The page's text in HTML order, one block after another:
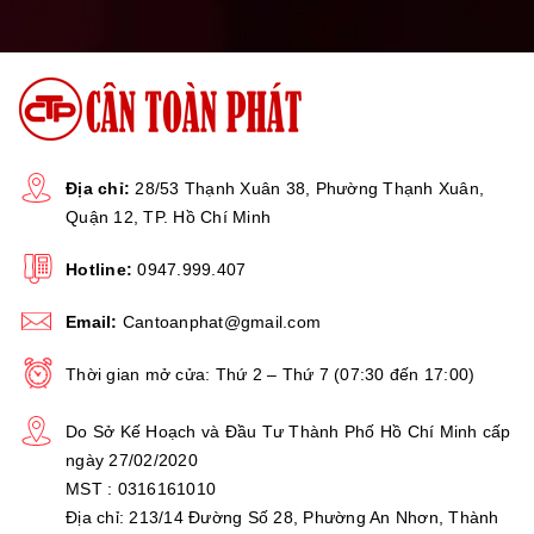
Địa chỉ: 28/53 Thạnh Xuân 38, Phường Thạnh Xuân,
Quận 12, TP. Hồ Chí Minh
Hotline: 0947.999.407
Email: Cantoanphat@gmail.com
Thời gian mở cửa: Thứ 2 – Thứ 7 (07:30 đến 17:00)
Do Sở Kế Hoạch và Đầu Tư Thành Phố Hồ Chí Minh cấp
ngày 27/02/2020
MST : 0316161010
Địa chỉ: 213/14 Đường Số 28, Phường An Nhơn, Thành